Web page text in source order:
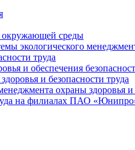
окружающей среды
экологического
труда
и обеспечения
и безопасности труда
охраны здоровья и
на филиалах ПАО